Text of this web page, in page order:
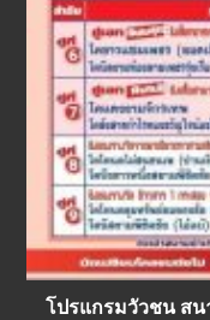
โปรแกรมวัวชน ส